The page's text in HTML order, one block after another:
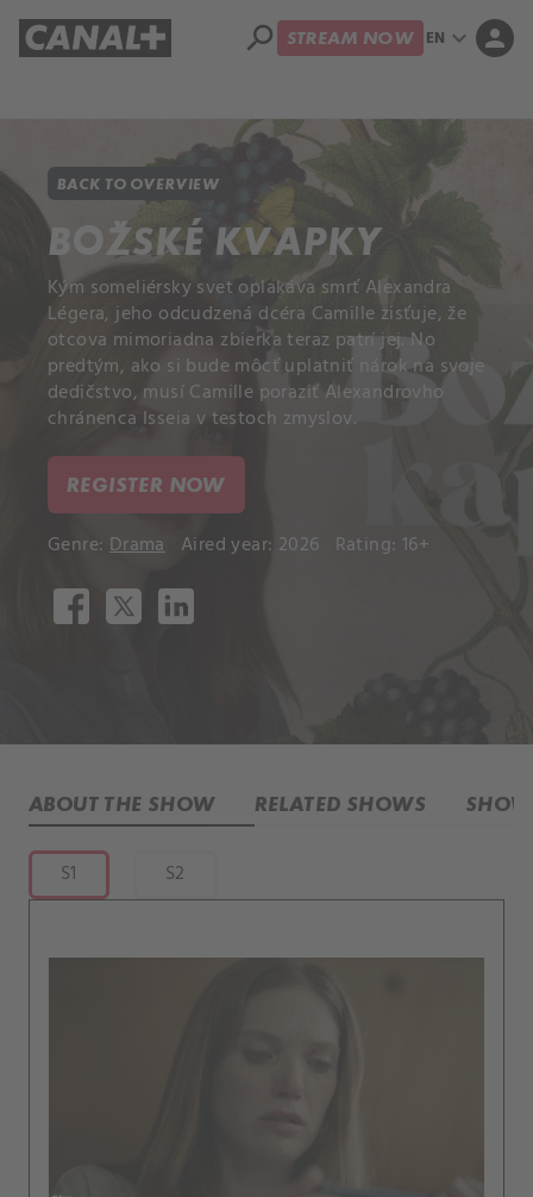
search STREAM NOW EN expand_more person
BACK TO OVERVIEW
BOŽSKÉ KVAPKY
Kým someliérsky svet oplakáva smrť Alexandra
Légera, jeho odcudzená dcéra Camille zisťuje, že
otcova mimoriadna zbierka teraz patrí jej. No
predtým, ako si bude môcť uplatniť nárok na svoje
dedičstvo, musí Camille poraziť Alexandrovho
chránenca Isseia v testoch zmyslov.
REGISTER NOW
Genre: Drama Aired year: 2026 Rating: 16+
ABOUT THE SHOW RELATED SHOWS
S1 S2